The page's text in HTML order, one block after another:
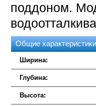
поддоном.
Общие
Ширина:
Глубина:
Высота: